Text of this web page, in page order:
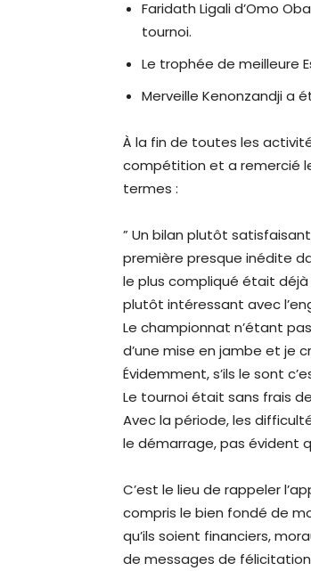
Faridath Ligali d’Omo
tournoi.
Le trophée de meilleure
Merveille Kenonzandji a
À la fin de toutes les
compétition et a remercié
termes :
” Un bilan plutôt
première presque inédite
le plus compliqué était
plutôt intéressant avec
Le championnat n’étant
d’une mise en jambe et je
Évidemment, s’ils le sont
Le tournoi était sans frais
Avec la période, les
le démarrage, pas évident
C’est le lieu de rappeler
compris le bien fondé de
qu’ils soient financiers,
de messages de